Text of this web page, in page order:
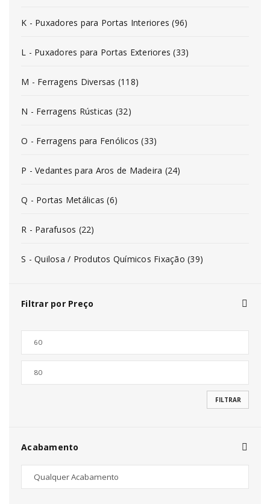
K - Puxadores para Portas Interiores (96)
L - Puxadores para Portas Exteriores (33)
M - Ferragens Diversas (118)
N - Ferragens Rústicas (32)
O - Ferragens para Fenólicos (33)
P - Vedantes para Aros de Madeira (24)
Q - Portas Metálicas (6)
R - Parafusos (22)
S - Quilosa / Produtos Químicos Fixação (39)
Filtrar por Preço
FILTRAR
Acabamento